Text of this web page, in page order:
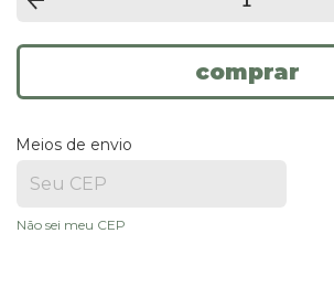
Meios de envio
Não sei meu CEP